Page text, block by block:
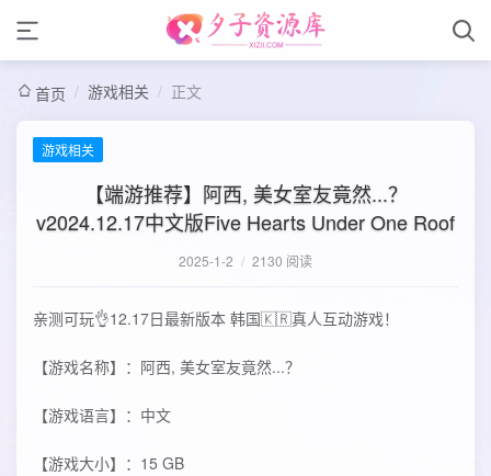
首页 / 游戏相关 / 正文
游戏相关
【端游推荐】阿西, 美女室友竟然...？
v2024.12.17中文版Five Hearts Under One Roof
2025-1-2 / 2130 阅读
亲测可玩👌12.17日最新版本 韩国🇰🇷真人互动游戏！
【游戏名称】：阿西, 美女室友竟然...？
【游戏语言】：中文
【游戏大小】：15 GB